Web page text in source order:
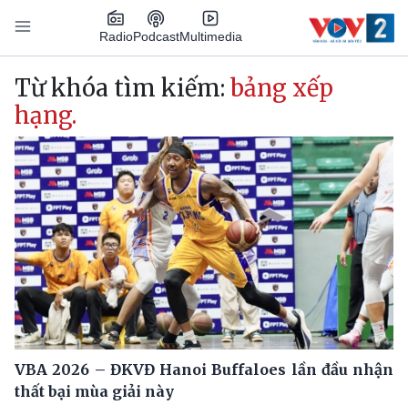
Nhảy đến nội dung
RadioPodcastMultimedia
Main navigation
Từ khóa tìm kiếm: bảng xếp
hạng.
VBA 2026 – ĐKVĐ Hanoi Buffaloes lần đầu nhận
thất bại mùa giải này